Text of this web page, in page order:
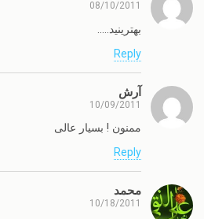
08/10/2011
بهترینید…..
Reply
آرش
10/09/2011
ممنون ! بسیار عالی
Reply
محمد
10/18/2011